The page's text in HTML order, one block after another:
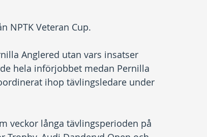
NPTK Veteran Cup.
Anglered utan vars insatser
hela införjobbet medan Pernilla
ihop tävlingsledare under
veckor långa tävlingsperioden på